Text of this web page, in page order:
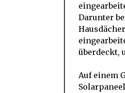
Darunter
überdeckt,
Auf einem